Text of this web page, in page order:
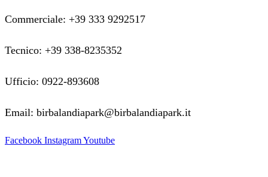
Commerciale: +39 333 9292517
Tecnico: +39 338-8235352
Ufficio: 0922-893608
Email: birbalandiapark@birbalandiapark.it
Facebook InstagramYoutube